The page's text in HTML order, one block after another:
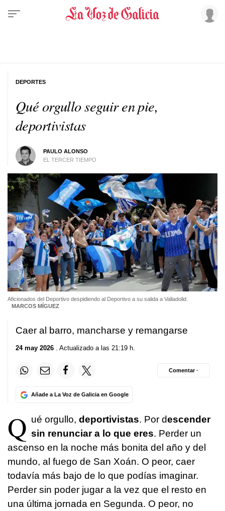
Qué orgullo seguir en pie,
deportivistas
PAULO ALONSO
EL TERCER TIEMPO
DEPORTES
Aficionados del Deportivo despidiendo al Deportivo a su salida a Valladolid.
MARCOS MÍGUEZ
Caer al barro, mancharse y remangarse
24 may 2026 . Actualizado a las 21:19 h.
Añade a La Voz de Galicia en Google
Comentar ·
Q ué orgullo, deportivistas. Por descender
sin renunciar a lo que eres. Perder un
ascenso en la noche más bonita del año y del
mundo, al fuego de San Xoán. O peor, caer
todavía más bajo de lo que podías imaginar.
Perder sin poder jugar a la vez que el resto en
una última jornada en Segunda. O peor, no